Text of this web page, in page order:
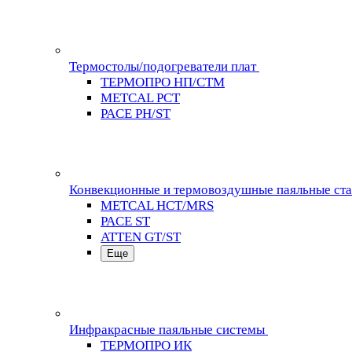
Термостолы/подогреватели плат
ТЕРМОПРО НП/СТМ
METCAL PCT
PACE PH/ST
Конвекционные и термовоздушные паяльные
METCAL HCT/MRS
PACE ST
ATTEN GT/ST
Еще
Инфракрасные паяльные системы
ТЕРМОПРО ИК